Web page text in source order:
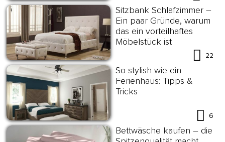
Sitzbank Schlafzimmer –
Ein paar Gründe, warum
das ein vorteilhaftes
Möbelstück ist
22
So stylish wie ein
Ferienhaus: Tipps &
Tricks
6
Bettwäsche kaufen – die